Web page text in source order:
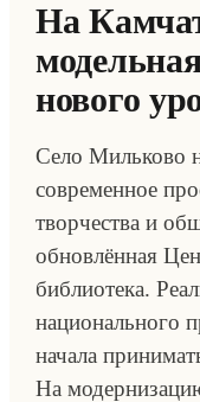
На
нового
Село Мильково
современное
творчества и
обновлённая
библиотека.
национального
начала
На